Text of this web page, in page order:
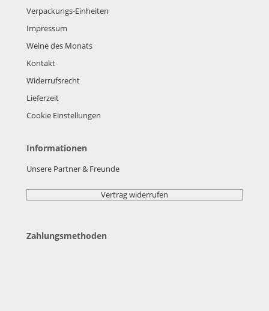
Verpackungs-Einheiten
Impressum
Weine des Monats
Kontakt
Widerrufsrecht
Lieferzeit
Cookie Einstellungen
Informationen
Unsere Partner & Freunde
Vertrag widerrufen
Zahlungsmethoden